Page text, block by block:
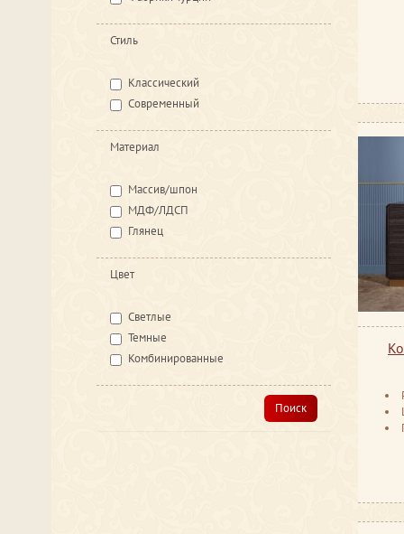
Стиль
Классический
Современный
Материал
Массив/шпон
МДФ/ЛДСП
Глянец
Цвет
Светлые
Темные
Комбинированные
Поиск